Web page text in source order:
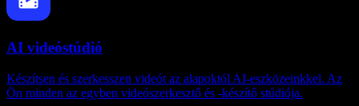
AI videóstúdió
Készítsen és szerkesszen videót az alapoktól AI-eszközeinkkel. Az
Ön minden az egyben videószerkesztő és -készítő stúdiója.